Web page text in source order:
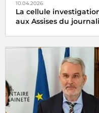
10.04.2026
La cellule
aux Assises du
La cellule investigation
Assises du journalisme